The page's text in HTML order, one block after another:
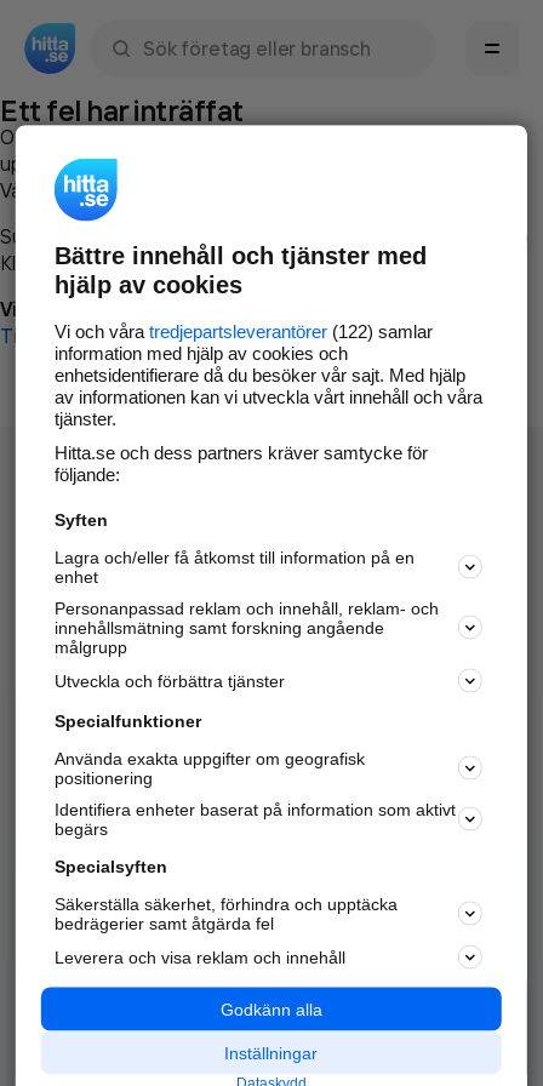
Ett fel har inträffat
Om du vill kan du
uppstod så att vi lättare och snabbare kan avhjälpa det.
Vänligen försök med följande:
Surfa till
Klicka påTillbaka-knappen i webbläsaren och försök igen
Vi beklagar besväret!
Till startsidan
Hitta.se - Gratis nummerupplysning.
Sök företag, personer och platser.
Hitta telefonnummer, adresser, företagsinfo mm.
Marknadsför företaget
Kom igång och annonsera mot
samarbetspartners nära dig.
Alla kategorier
Populära sökningar
API & Kartor
Annonsera
Integritet
Nödnummer
Bättre innehåll och tjänster med
hjälp av cookies
Vi och våra tredjepartsleverantörer(122) samlar
information med hjälp av cookies och
enhetsidentifierare då du besöker vår sajt. Med hjälp
av informationen kan vi utveckla vårt innehåll och våra
tjänster.
Hitta.se och dess partners kräver samtycke för
följande:
Syften
Lagra och/eller få åtkomst till information på en
enhet
Personanpassad reklam och innehåll, reklam- och
innehållsmätning samt forskning angående
målgrupp
Utveckla och förbättra tjänster
Specialfunktioner
Använda exakta uppgifter om geografisk
positionering
Identifiera enheter baserat på information som aktivt
begärs
Specialsyften
Säkerställa säkerhet, förhindra och upptäcka
bedrägerier samt åtgärda fel
Leverera och visa reklam och innehåll
Godkänn alla
Inställningar
Dataskydd